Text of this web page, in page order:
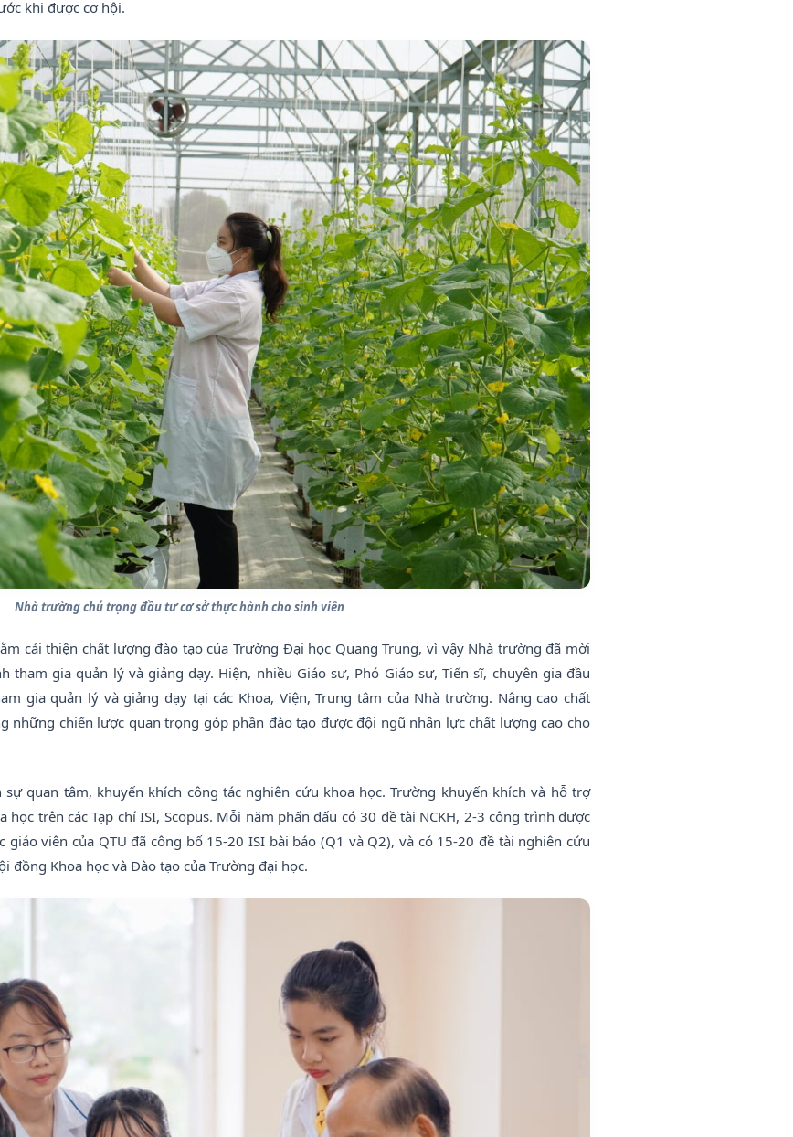
khi được cơ hội.
Nhà trường chú trọng đầu tư cơ sở thực hành cho sinh viên
cải thiện chất lượng đào tạo của Trường Đại học Quang Trung, vì vậy Nhà trường đã mời
tham gia quản lý và giảng dạy. Hiện, nhiều Giáo sư, Phó Giáo sư, Tiến sĩ, chuyên gia đầu
gia quản lý và giảng dạy tại các Khoa, Viện, Trung tâm của Nhà trường. Nâng cao chất
những chiến lược quan trọng góp phần đào tạo được đội ngũ nhân lực chất lượng cao cho
quan tâm, khuyến khích công tác nghiên cứu khoa học. Trường khuyến khích và hỗ trợ
học trên các Tạp chí ISI, Scopus. Mỗi năm phấn đấu có 30 đề tài NCKH, 2-3 công trình được
giáo viên của QTU đã công bố 15-20 ISI bài báo (Q1 và Q2), và có 15-20 đề tài nghiên cứu
đồng Khoa học và Đào tạo của Trường đại học.